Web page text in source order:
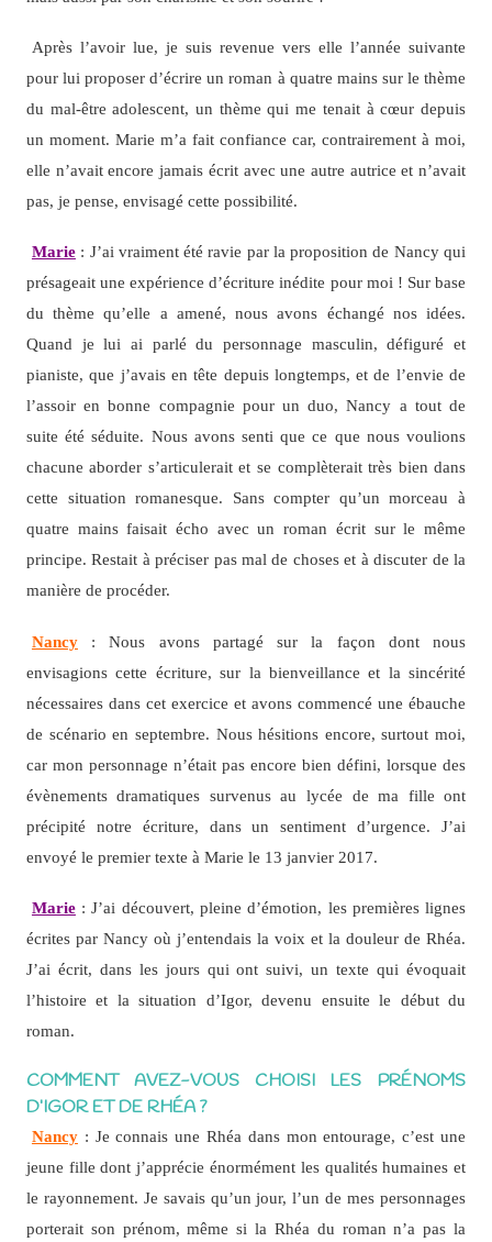
Après l’avoir lue, je suis revenue vers elle l’année suivante
pour lui proposer d’écrire un roman à quatre mains sur le thème
du mal-être adolescent, un thème qui me tenait à cœur depuis
un moment. Marie m’a fait confiance car, contrairement à moi,
elle n’avait encore jamais écrit avec une autre autrice et n’avait
pas, je pense, envisagé cette possibilité.
Marie: J’ai vraiment été ravie par la proposition de Nancy qui
présageait une expérience d’écriture inédite pour moi ! Sur base
du thème qu’elle a amené, nous avons échangé nos idées.
Quand je lui ai parlé du personnage masculin, défiguré et
pianiste, que j’avais en tête depuis longtemps, et de l’envie de
l’assoir en bonne compagnie pour un duo, Nancy a tout de
suite été séduite. Nous avons senti que ce que nous voulions
chacune aborder s’articulerait et se complèterait très bien dans
cette situation romanesque. Sans compter qu’un morceau à
quatre mains faisait écho avec un roman écrit sur le même
principe. Restait à préciser pas mal de choses et à discuter de la
manière de procéder.
Nancy: Nous avons partagé sur la façon dont nous
envisagions cette écriture, sur la bienveillance et la sincérité
nécessaires dans cet exercice et avons commencé une ébauche
de scénario en septembre. Nous hésitions encore, surtout moi,
car mon personnage n’était pas encore bien défini, lorsque des
évènements dramatiques survenus au lycée de ma fille ont
précipité notre écriture, dans un sentiment d’urgence. J’ai
envoyé le premier texte à Marie le 13 janvier 2017.
Marie: J’ai découvert, pleine d’émotion, les premières lignes
écrites par Nancy où j’entendais la voix et la douleur de Rhéa.
J’ai écrit, dans les jours qui ont suivi, un texte qui évoquait
l’histoire et la situation d’Igor, devenu ensuite le début du
roman.
COMMENT AVEZ-VOUS CHOISI LES PRÉNOMS
D’IGOR ET DE RHÉA ?
Nancy : Je connais une Rhéa dans mon entourage, c’est une
jeune fille dont j’apprécie énormément les qualités humaines et
le rayonnement. Je savais qu’un jour, l’un de mes personnages
porterait son prénom, même si la Rhéa du roman n’a pas la